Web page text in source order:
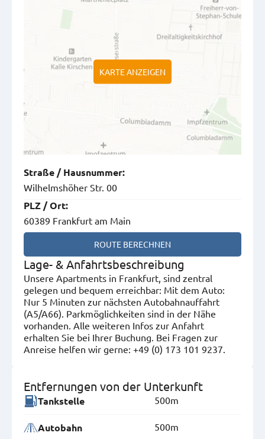
KARTE ANZEIGEN
Straße / Hausnummer:
Wilhelmshöher Str. 00
PLZ /Ort:
60389 Frankfurt am Main
ROUTE BERECHNEN
Lage- & Anfahrtsbeschreibung
Unsere Apartments in Frankfurt, sind zentral
gelegen und bequem erreichbar: Mit dem Auto:
Nur 5 Minuten zur nächsten Autobahnauffahrt
(A5/A66). Parkmöglichkeiten sind in der Nähe
vorhanden. Alle weiteren Infos zur Anfahrt
erhalten Sie bei Ihrer Buchung. Bei Fragen zur
Anreise helfen wir gerne: +49 (0) 173 101 9237.
Entfernungen von der Unterkunft
Tankstelle 500m
Autobahn 500m